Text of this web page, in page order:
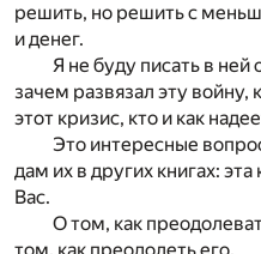
решить, но решить с
и денег.
Я не буду писать в ней
зачем развязал эту войну,
этот кризис, кто и как
Это интересные
дам их в других книгах: эта
Вас.
О том, как